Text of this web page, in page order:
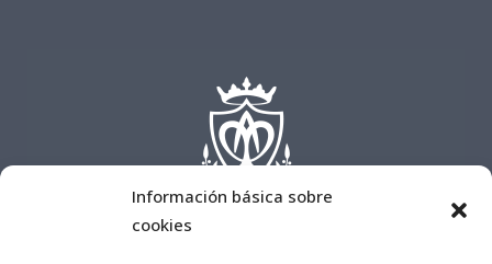
Información básica sobre
cookies